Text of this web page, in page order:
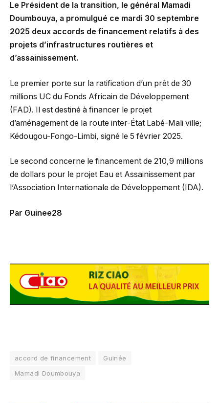
Le Président de la transition, le général Mamadi
Doumbouya, a promulgué ce mardi 30 septembre
2025 deux accords de financement relatifs à des
projets d’infrastructures routières et
d’assainissement.
Le premier porte sur la ratification d’un prêt de 30
millions UC du Fonds Africain de Développement
(FAD). Il est destiné à financer le projet
d’aménagement de la route inter-État Labé-Mali ville;
Kédougou-Fongo-Limbi, signé le 5 février 2025.
Le second concerne le financement de 210,9 millions
de dollars pour le projet Eau et Assainissement par
l’Association Internationale de Développement (IDA).
Par Guinee28
accord de financement
Guinée
Mamadi Doumbouya